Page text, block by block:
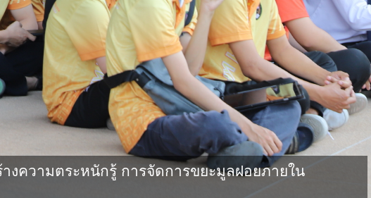
งความตระหนักรู้ การจัดการขยะมูลฝอยภายใน